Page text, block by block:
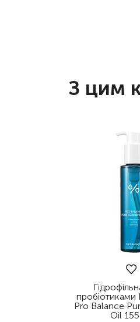
З цим
пробіотиками
Pro Balance
Oil